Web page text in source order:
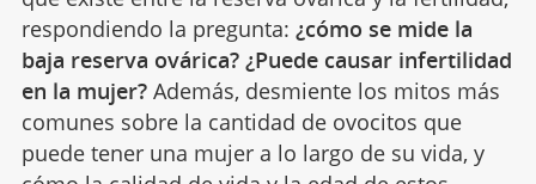
respondiendo la pregunta: ¿cómo se mide la
baja reserva ovárica? ¿Puede causar infertilidad
en la mujer?Además, desmiente los mitos más
comunes sobre la cantidad de ovocitos que
puede tener una mujer a lo largo de su vida, y